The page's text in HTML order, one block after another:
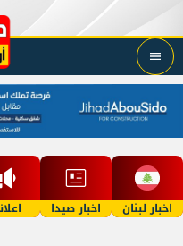
اخبار لبنان اخبار صيدا